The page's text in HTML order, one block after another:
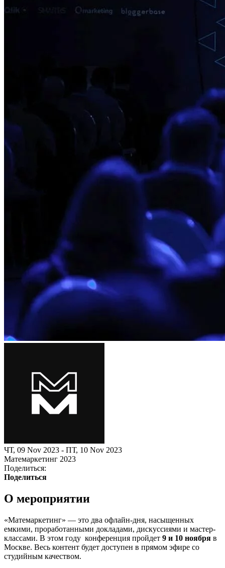
ЧТ, 09 Nov 2023 - ПТ, 10 Nov 2023
Матемаркетинг 2023
Поделиться:
Поделиться
О мероприятии
«Матемаркетинг» — это два офлайн-дня, насыщенных
емкими, проработанными докладами, дискуссиями и мастер-
классами. В этом году конференция пройдет 9 и 10 ноября в
Москве. Весь контент будет доступен в прямом эфире со
студийным качеством.